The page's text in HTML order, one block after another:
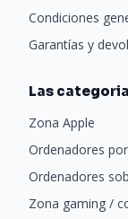
Condiciones
Garantías y
Las
Zona Apple
Ordenadores
Ordenadores
Zona gaming /